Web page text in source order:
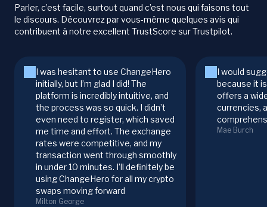
Parler, c’est facile, surtout quand c’est nous qui faisons tout
le discours. Découvrez par vous-même quelques avis qui
contribuent à notre excellent TrustScore sur Trustpilot.
I was hesitant to use ChangeHero
initially, but I’m glad I did! The
platform is incredibly intuitive, and
the process was so quick. I didn’t
even need to register, which saved
me time and effort. The exchange
rates were competitive, and my
transaction went through smoothly
in under 10 minutes. I’ll definitely be
using ChangeHero for all my crypto
swaps moving forward
Milton George
I would
because it
offers a
currencies,
Mae Burch